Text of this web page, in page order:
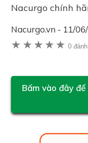
Nacurgo chính
Nacurgo.vn - 11/
★ ★ ★ ★ ★ 0
Bấm vào đây